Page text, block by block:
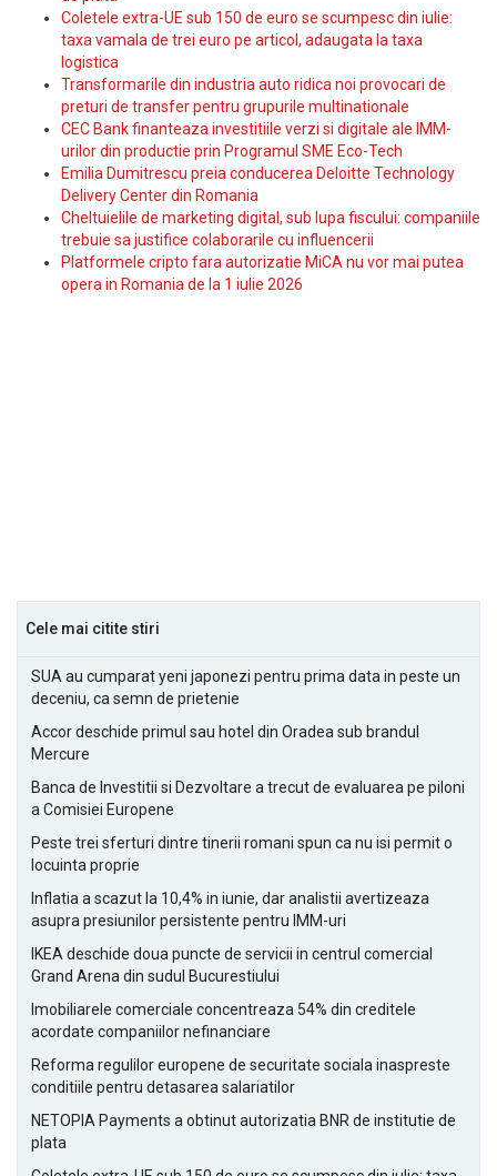
Coletele extra-UE sub 150 de euro se scumpesc din iulie:
taxa vamala de trei euro pe articol, adaugata la taxa
logistica
Transformarile din industria auto ridica noi provocari de
preturi de transfer pentru grupurile multinationale
CEC Bank finanteaza investitiile verzi si digitale ale IMM-
urilor din productie prin Programul SME Eco-Tech
Emilia Dumitrescu preia conducerea Deloitte Technology
Delivery Center din Romania
Cheltuielile de marketing digital, sub lupa fiscului: companiile
trebuie sa justifice colaborarile cu influencerii
Platformele cripto fara autorizatie MiCA nu vor mai putea
opera in Romania de la 1 iulie 2026
Cele mai citite stiri
SUA au cumparat yeni japonezi pentru prima data in peste un
deceniu, ca semn de prietenie
Accor deschide primul sau hotel din Oradea sub brandul
Mercure
Banca de Investitii si Dezvoltare a trecut de evaluarea pe piloni
a Comisiei Europene
Peste trei sferturi dintre tinerii romani spun ca nu isi permit o
locuinta proprie
Inflatia a scazut la 10,4% in iunie, dar analistii avertizeaza
asupra presiunilor persistente pentru IMM-uri
IKEA deschide doua puncte de servicii in centrul comercial
Grand Arena din sudul Bucurestiului
Imobiliarele comerciale concentreaza 54% din creditele
acordate companiilor nefinanciare
Reforma regulilor europene de securitate sociala inaspreste
conditiile pentru detasarea salariatilor
NETOPIA Payments a obtinut autorizatia BNR de institutie de
plata